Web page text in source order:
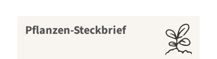
Pflanzen-Steckbrief